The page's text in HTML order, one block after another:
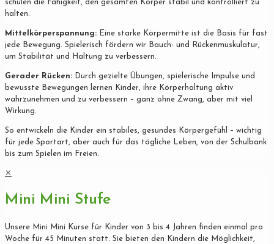
schulen die Fähigkeit, den gesamten Körper stabil und kontrolliert zu
halten.
Mittelkörperspannung: Eine starke Körpermitte ist die Basis für fast
jede Bewegung. Spielerisch fördern wir Bauch- und Rückenmuskulatur,
um Stabilität und Haltung zu verbessern.
Gerader Rücken: Durch gezielte Übungen, spielerische Impulse und
bewusste Bewegungen lernen Kinder, ihre Körperhaltung aktiv
wahrzunehmen und zu verbessern – ganz ohne Zwang, aber mit viel
Wirkung.
So entwickeln die Kinder ein stabiles, gesundes Körpergefühl – wichtig
für jede Sportart, aber auch für das tägliche Leben, von der Schulbank
bis zum Spielen im Freien.
✕
Mini Mini Stufe
Unsere Mini Mini Kurse für Kinder von 3 bis 4 Jahren finden einmal pro
Woche für 45 Minuten statt. Sie bieten den Kindern die Möglichkeit,